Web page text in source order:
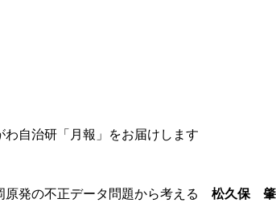
わ自治研「月報」をお届けします
原発の不正データ問題から考える 松久保 肇